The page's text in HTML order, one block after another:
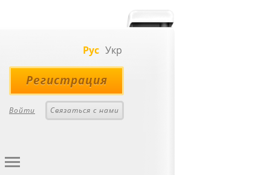
Рус Укр
Регистрация
Войти Связаться с нами